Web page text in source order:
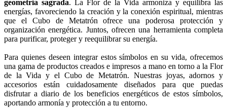
geometría sagrada. La Flor de la Vida armoniza y equilibra las
energías, favoreciendo la creación y la conexión espiritual, mientras
que el Cubo de Metatrón ofrece una poderosa protección y
organización energética. Juntos, ofrecen una herramienta completa
para purificar, proteger y reequilibrar su energía.
Para quienes deseen integrar estos símbolos en su vida, ofrecemos
una gama de productos creados e impresos a mano en torno a la Flor
de la Vida y el Cubo de Metatrón. Nuestras joyas, adornos y
accesorios están cuidadosamente diseñados para que puedas
disfrutar a diario de los beneficios energéticos de estos símbolos,
aportando armonía y protección a tu entorno.